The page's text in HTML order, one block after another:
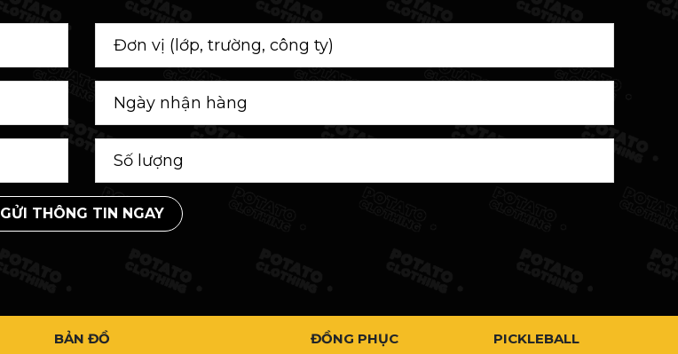
GỬI THÔNG TIN NGAY
BẢN ĐỒ ĐỒNG PHỤC PICKLEBALL